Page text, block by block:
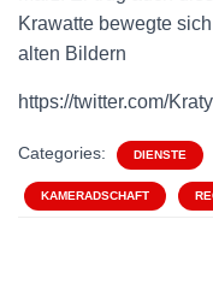
Krawatte bewegte
alten Bildern
https://twitter.com/
Categories: DIENSTE
KAMERADSCHAFT